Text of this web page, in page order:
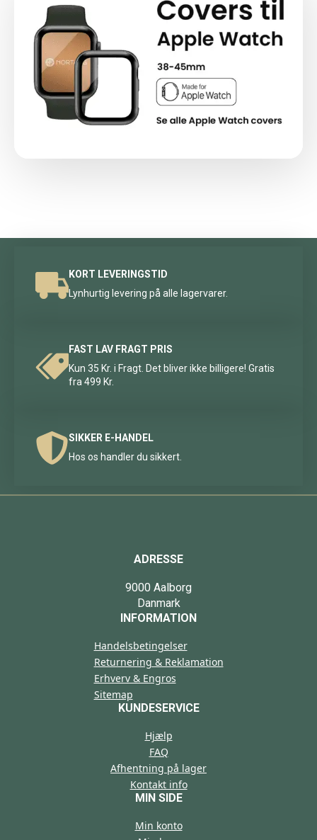
KORT LEVERINGSTID
Lynhurtig levering på alle lagervarer.
FAST LAV FRAGT PRIS
Kun 35 Kr. i Fragt. Det bliver ikke billigere! Gratis
fra 499 Kr.
SIKKER E-HANDEL
Hos os handler du sikkert.
ADRESSE
9000 Aalborg
Danmark
INFORMATION
Handelsbetingelser
Returnering & Reklamation
Erhverv & Engros
Sitemap
KUNDESERVICE
Hjælp
FAQ
Afhentning på lager
Kontakt info
MIN SIDE
Min konto